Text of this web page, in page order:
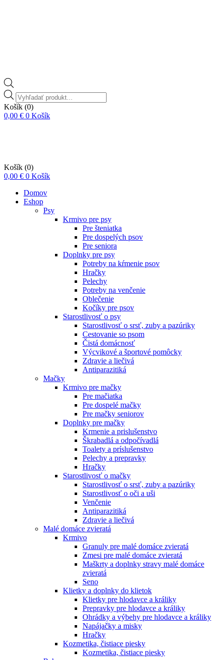
Vyhľadávanie
produktov
Košík (0)
0,00 € 0 Košík
Košík (0)
0,00 € 0 Košík
Domov
Eshop
Psy
Krmivo pre psy
Pre šteniatka
Pre dospelých psov
Pre seniora
Doplnky pre psy
Potreby na kŕmenie psov
Hračky
Pelechy
Potreby na venčenie
Oblečenie
Kočíky pre psov
Starostlivosť o psy
Starostlivosť o srsť, zuby a pazúriky
Cestovanie so psom
Čistá domácnosť
Výcvikové a športové pomôcky
Zdravie a liečivá
Antiparazitiká
Mačky
Krmivo pre mačky
Pre mačiatka
Pre dospelé mačky
Pre mačky seniorov
Doplnky pre mačky
Krmenie a prislušenstvo
Škrabadlá a odpočívadlá
Toalety а príslušenstvo
Pelechy a prepravky
Hračky
Starostlivosť o mačky
Starostlivosť o srsť, zuby a pazúriky
Starostlivosť o oči a uši
Venčenie
Antiparazitiká
Zdravie a liečivá
Malé domáce zvieratá
Krmivo
Granuly pre malé domáce zvieratá
Zmesi pre malé domáce zvieratá
Maškrty a doplnky stravy malé domáce
zvieratá
Seno
Klietky a doplnky do klietok
Klietky pre hlodavce a králiky
Prepravky pre hlodavce a králiky
Ohrádky a výbehy pre hlodavce a králiky
Napájačky a misky
Hračky
Kozmetika, čistiace piesky
Kozmetika, čistiace piesky